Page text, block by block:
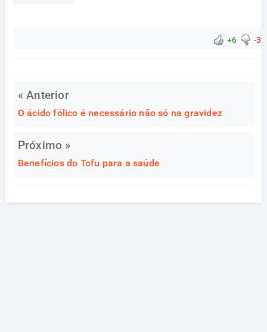
+6 -3
« Anterior
O ácido fólico é necessário não só na gravidez
Próximo »
Benefícios do Tofu para a saúde